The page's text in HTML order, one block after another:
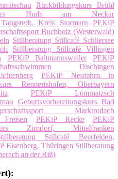
Rückbildungskurs Brühl
Horb am Neckar
Tangstedt, Kreis Stormarn
PEKiP
Buchholz (Westerwald)
Stillberatung Stillcafé Schliersee
Stillberatung Stillcafé Villingen
PEKiP Baltmannsweiler
PEKiP
Dischingen
PEKiP Neufahrn in
Rennertshofen, Oberbayern
PEKiP Lommatzsch
Geburtsvorbereitungskurs Bad
Marktrodach
Freisen
PEKiP Recke
PEKiP
Zirndorf, Mittelfranken
Stillcafé Beerfelden,
Eisenberg, Thüringen Stillberatung
an der Riß)